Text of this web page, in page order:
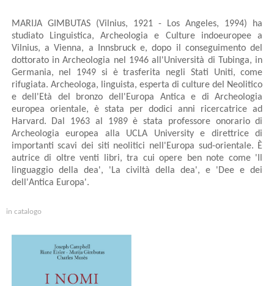
MARIJA GIMBUTAS (Vilnius, 1921 - Los Angeles, 1994) ha
studiato Linguistica, Archeologia e Culture indoeuropee a
Vilnius, a Vienna, a Innsbruck e, dopo il conseguimento del
dottorato in Archeologia nel 1946 all'Università di Tubinga, in
Germania, nel 1949 si è trasferita negli Stati Uniti, come
rifugiata. Archeologa, linguista, esperta di culture del Neolitico
e dell'Età del bronzo dell'Europa Antica e di Archeologia
europea orientale, è stata per dodici anni ricercatrice ad
Harvard. Dal 1963 al 1989 è stata professore onorario di
Archeologia europea alla UCLA University e direttrice di
importanti scavi dei siti neolitici nell'Europa sud-orientale. È
autrice di oltre venti libri, tra cui opere ben note come 'Il
linguaggio della dea', 'La civiltà della dea', e 'Dee e dei
dell'Antica Europa'.
in catalogo